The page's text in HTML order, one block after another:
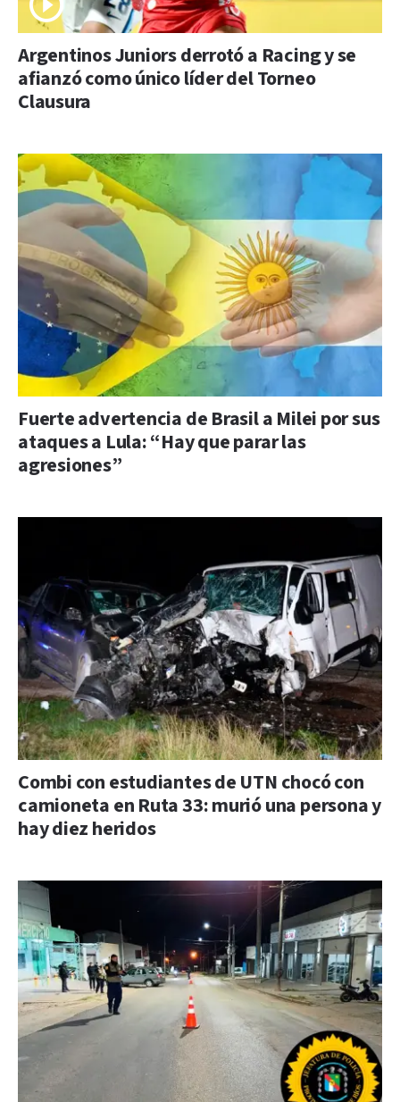
Argentinos Juniors derrotó a Racing y se
afianzó como único líder del Torneo
Clausura
Fuerte advertencia de Brasil a Milei por sus
ataques a Lula: “Hay que parar las
agresiones”
Combi con estudiantes de UTN chocó con
camioneta en Ruta 33: murió una persona y
hay diez heridos